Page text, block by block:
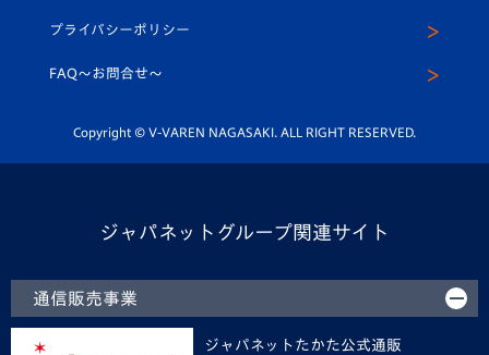
平和祈念活動
ホームタウン活動
スクール
公式LINE＠
プライバシーポリシー
FAQ〜お問合せ〜
Copyright © V-VAREN NAGASAKI. ALL RIGHT RESERVED.
ジャパネットグループ関連サイト
通信販売事業
ジャパネットたかた公式通販